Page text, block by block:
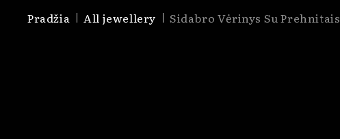
Pradžia All jewellery Sidabro Vėrinys Su Prehnitais